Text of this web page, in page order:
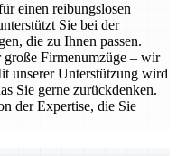
einen reibungslosen
Sie bei der
die zu Ihnen passen.
große Firmenumzüge – wir
unserer Unterstützung wird
Sie gerne zurückdenken.
der Expertise, die Sie